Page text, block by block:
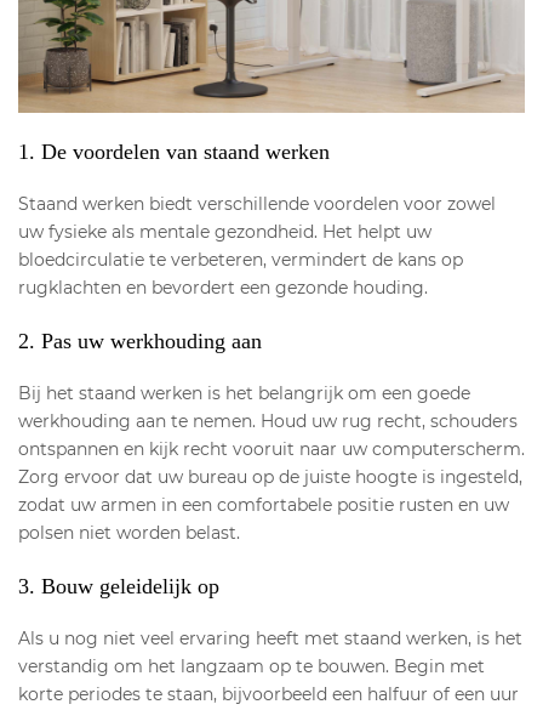
1. De voordelen van staand werken
Staand werken biedt verschillende voordelen voor zowel
uw fysieke als mentale gezondheid. Het helpt uw
bloedcirculatie te verbeteren, vermindert de kans op
rugklachten en bevordert een gezonde houding.
2. Pas uw werkhouding aan
Bij het staand werken is het belangrijk om een goede
werkhouding aan te nemen. Houd uw rug recht, schouders
ontspannen en kijk recht vooruit naar uw computerscherm.
Zorg ervoor dat uw bureau op de juiste hoogte is ingesteld,
zodat uw armen in een comfortabele positie rusten en uw
polsen niet worden belast.
3. Bouw geleidelijk op
Als u nog niet veel ervaring heeft met staand werken, is het
verstandig om het langzaam op te bouwen. Begin met
korte periodes te staan, bijvoorbeeld een halfuur of een uur